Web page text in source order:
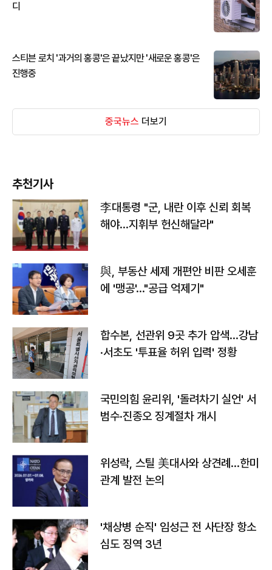
디
스티븐 로치 '과거의 홍콩'은 끝났지만 '새로운 홍콩'은
진행중
중국뉴스 더보기
추천기사
李대통령 "군, 내란 이후 신뢰 회복
해야…지휘부 헌신해달라"
與, 부동산 세제 개편안 비판 오세훈
에 '맹공'…"공급 억제기"
합수본, 선관위 9곳 추가 압색…강남
·서초도 '투표율 허위 입력' 정황
국민의힘 윤리위, '돌려차기 실언' 서
범수·진종오 징계절차 개시
위성락, 스틸 美대사와 상견례…한미
관계 발전 논의
'채상병 순직' 임성근 전 사단장 항소
심도 징역 3년